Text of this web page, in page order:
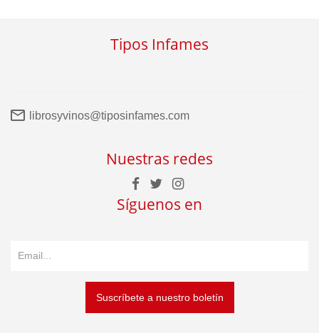
Tipos Infames
librosyvinos@tiposinfames.com
Nuestras redes
Síguenos en
Suscríbete a nuestro boletín